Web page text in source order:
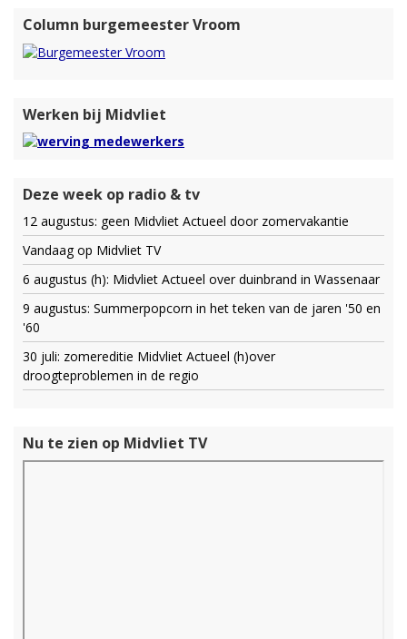
Column burgemeester Vroom
Werken bij Midvliet
Deze week op radio & tv
12 augustus: geen Midvliet Actueel door zomervakantie
Vandaag op Midvliet TV
6 augustus (h): Midvliet Actueel over duinbrand in Wassenaar
9 augustus: Summerpopcorn in het teken van de jaren '50 en
'60
30 juli: zomereditie Midvliet Actueel (h)over
droogteproblemen in de regio
Nu te zien op Midvliet TV